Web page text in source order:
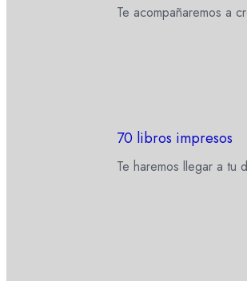
Te acompañaremos a
70 libros impresos
Te haremos llegar a tu